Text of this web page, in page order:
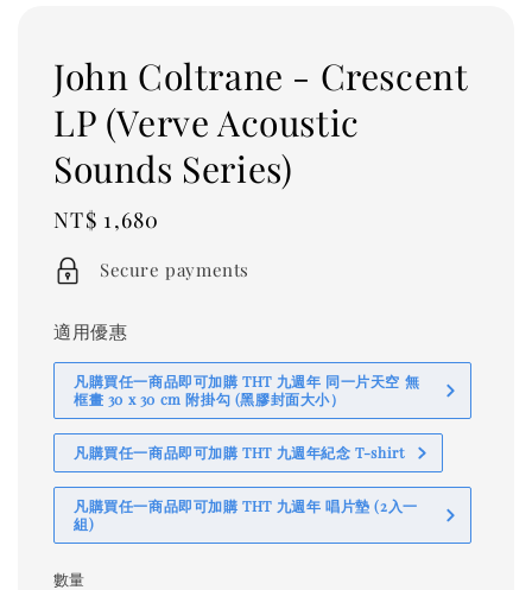
John Coltrane - Crescent
LP (Verve Acoustic
Sounds Series)
Regular
price
NT$ 1,680
Secure payments
適用優惠
凡購買任一商品即可加購 THT 九週年 同一片天空 無
框畫 30 x 30 cm 附掛勾 (黑膠封面大小）
凡購買任一商品即可加購 THT 九週年紀念 T-shirt
凡購買任一商品即可加購 THT 九週年 唱片墊 (2入一
組)
數量